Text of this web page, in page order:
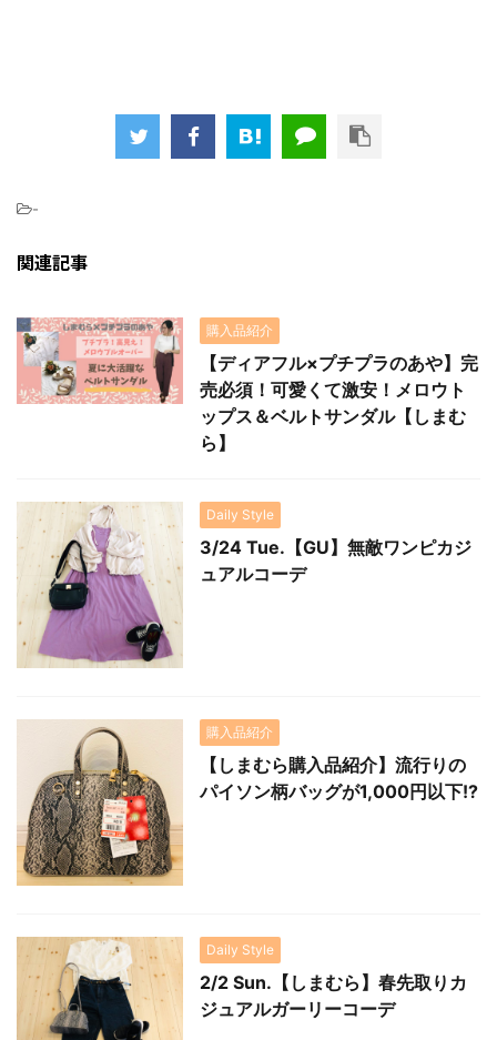
-
関連記事
購入品紹介
【ディアフル×プチプラのあや】完
売必須！可愛くて激安！メロウト
ップス＆ベルトサンダル【しまむ
ら】
Daily Style
3/24 Tue.【GU】無敵ワンピカジ
ュアルコーデ
購入品紹介
【しまむら購入品紹介】流行りの
パイソン柄バッグが1,000円以下!?
Daily Style
2/2 Sun.【しまむら】春先取りカ
ジュアルガーリーコーデ